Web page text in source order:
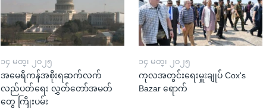
၁၄ မတ္၊ ၂၀၂၅
အမေရိကန်အစိုးရဆက်လက်
လည်ပတ်ရေး လွှတ်တော်အမတ်
တွေ ကြိုးပမ်း
၁၄ မတ္၊ ၂၀၂၅
ကုလအတွင်းရေးမှူးချုပ် Cox's
Bazar ရောက်